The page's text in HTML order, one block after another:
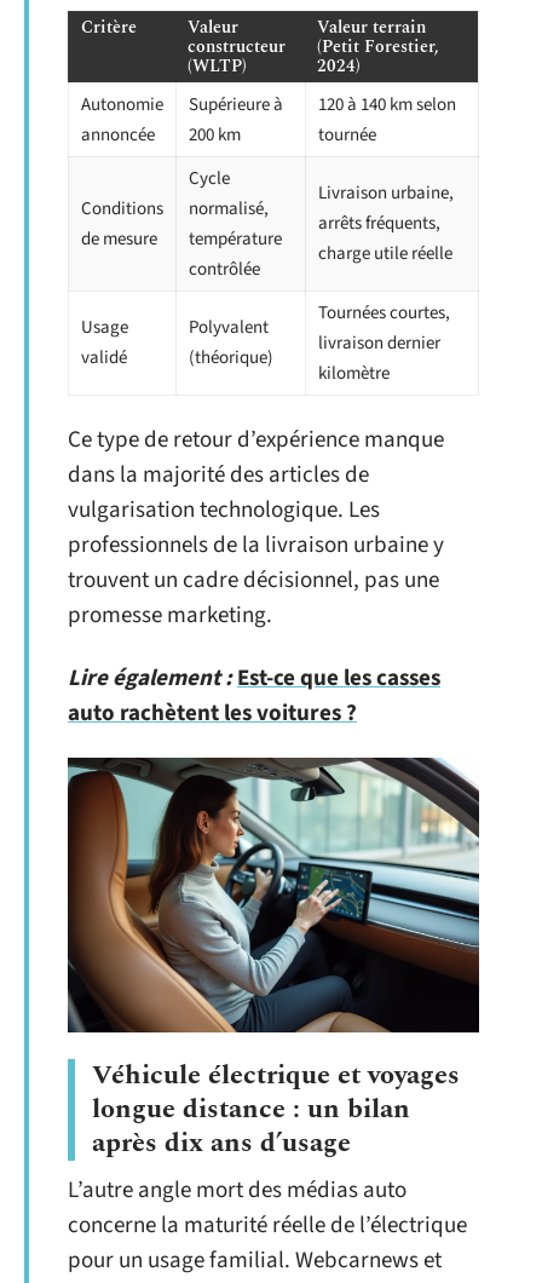
Critère Valeur
constructeur
(WLTP)
Valeur terrain
(Petit Forestier,
2024)
Autonomie
annoncée
Supérieure à
200 km
120 à 140 km selon
tournée
Conditions
de mesure
Cycle
normalisé,
température
contrôlée
Livraison urbaine,
arrêts fréquents,
charge utile réelle
Usage
validé
Polyvalent
(théorique)
Tournées courtes,
livraison dernier
kilomètre
Ce type de retour d’expérience manque
dans la majorité des articles de
vulgarisation technologique. Les
professionnels de la livraison urbaine y
trouvent un cadre décisionnel, pas une
promesse marketing.
Lire également :Est-ce que les casses
auto rachètent les voitures ?
Véhicule électrique et voyages
longue distance : un bilan
après dix ans d’usage
L’autre angle mort des médias auto
concerne la maturité réelle de l’électrique
pour un usage familial. Webcarnews et